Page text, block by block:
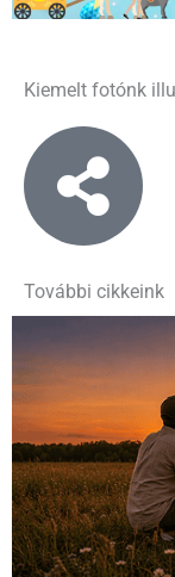
Kiemelt fotónk
További cikkeink